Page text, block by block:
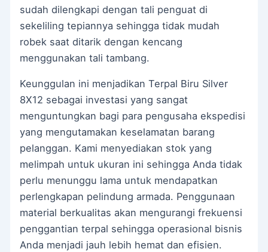
sudah dilengkapi dengan tali penguat di
sekeliling tepiannya sehingga tidak mudah
robek saat ditarik dengan kencang
menggunakan tali tambang.
Keunggulan ini menjadikan Terpal Biru Silver
8X12 sebagai investasi yang sangat
menguntungkan bagi para pengusaha ekspedisi
yang mengutamakan keselamatan barang
pelanggan. Kami menyediakan stok yang
melimpah untuk ukuran ini sehingga Anda tidak
perlu menunggu lama untuk mendapatkan
perlengkapan pelindung armada. Penggunaan
material berkualitas akan mengurangi frekuensi
penggantian terpal sehingga operasional bisnis
Anda menjadi jauh lebih hemat dan efisien.